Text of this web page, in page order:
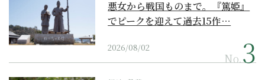
悪女から戦国ものまで。『篤姫』
でピークを迎えて過去15作…
2026/08/02
No.